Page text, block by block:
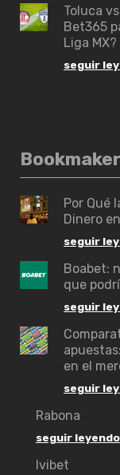
Toluca
Bet365
Liga MX?
seguir
Por Qué
Dinero
seguir
Boabet:
que
seguir
en el
seguir
Rabona
seguir leyendo
Ivibet